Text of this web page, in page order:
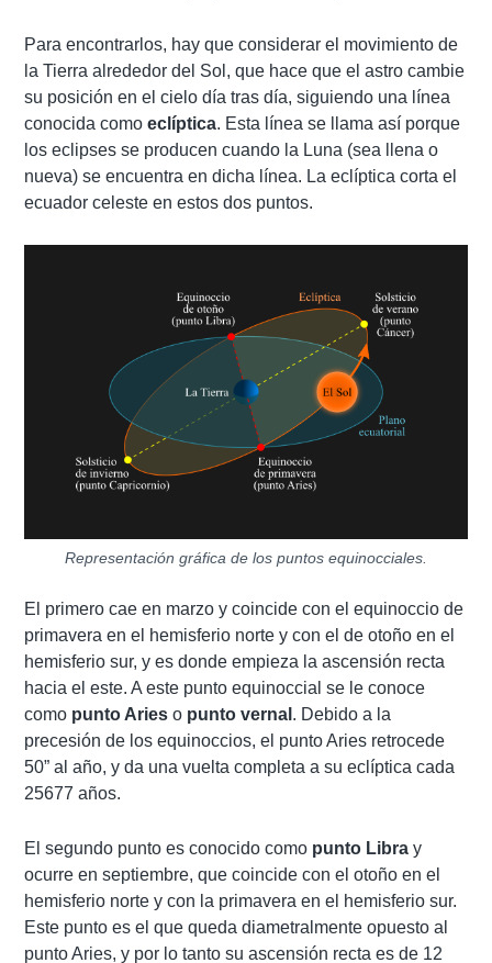
Para encontrarlos, hay que considerar el movimiento de
la Tierra alrededor del Sol, que hace que el astro cambie
su posición en el cielo día tras día, siguiendo una línea
conocida comoeclíptica. Esta línea se llama así porque
los eclipses se producen cuando la Luna (sea llena o
nueva) se encuentra en dicha línea. La eclíptica corta el
ecuador celeste en estos dos puntos.
Representación gráfica de los puntos equinocciales.
El primero cae en marzo y coincide con el equinoccio de
primavera en el hemisferio norte y con el de otoño en el
hemisferio sur, y es donde empieza la ascensión recta
hacia el este. A este punto equinoccial se le conoce
como punto Aries o punto vernal . Debido a la
precesión de los equinoccios, el punto Aries retrocede
50” al año, y da una vuelta completa a su eclíptica cada
25677 años.
El segundo punto es conocido como punto Libra y
ocurre en septiembre, que coincide con el otoño en el
hemisferio norte y con la primavera en el hemisferio sur.
Este punto es el que queda diametralmente opuesto al
punto Aries, y por lo tanto su ascensión recta es de 12